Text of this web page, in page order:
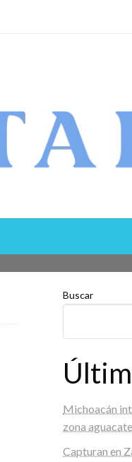
Buscar
Michoacán
zona
Capturan en